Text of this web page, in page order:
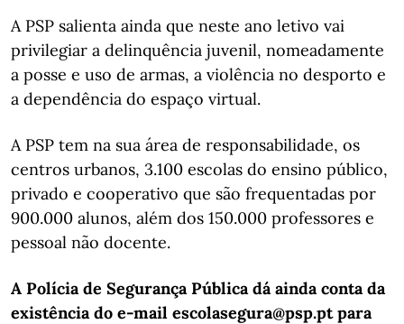
A PSP salienta ainda que neste ano letivo vai
privilegiar a delinquência juvenil, nomeadamente
a posse e uso de armas, a violência no desporto e
a dependência do espaço virtual.
A PSP tem na sua área de responsabilidade, os
centros urbanos, 3.100 escolas do ensino público,
privado e cooperativo que são frequentadas por
900.000 alunos, além dos 150.000 professores e
pessoal não docente.
A Polícia de Segurança Pública dá ainda conta da
existência do e-mail escolasegura@psp.pt para